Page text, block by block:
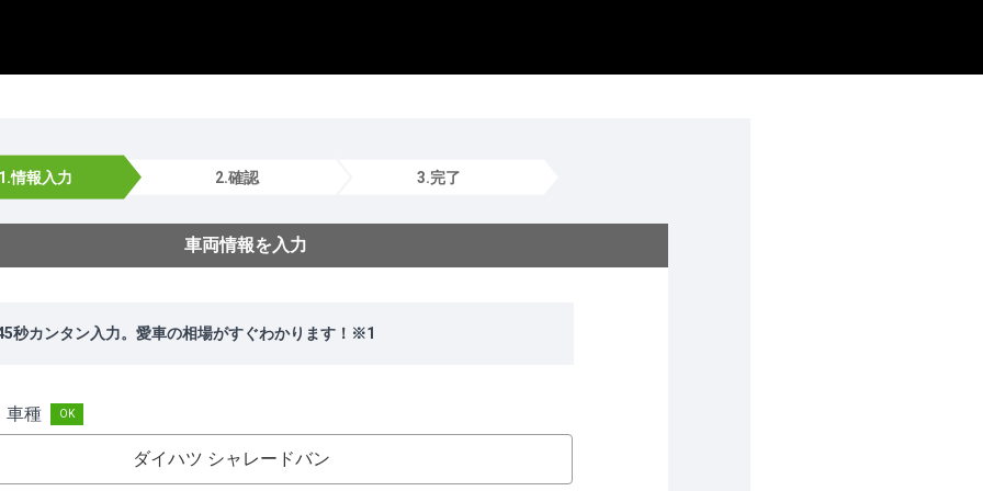
情報入力 2.確認 3.完了
車両情報を入力
秒カンタン入力。愛車の相場がすぐわかります！※1
車種
ダイハツ シャレードバン